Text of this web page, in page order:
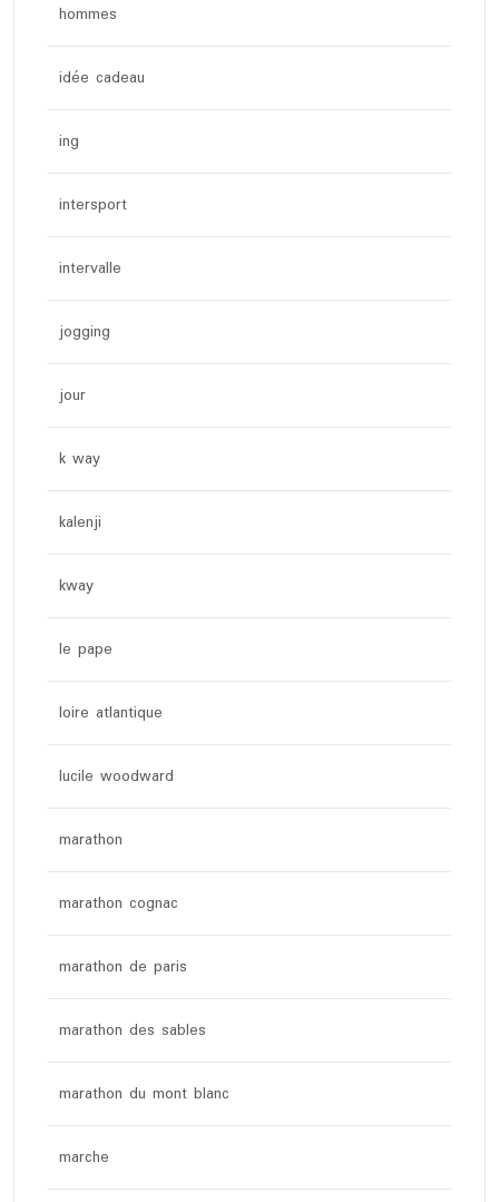
hommes
idée cadeau
ing
intersport
intervalle
jogging
jour
k way
kalenji
kway
le pape
loire atlantique
lucile woodward
marathon
marathon cognac
marathon de paris
marathon des sables
marathon du mont blanc
marche